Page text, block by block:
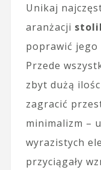
Unikaj
aranżacji
poprawić
Przede
zbyt dużą
zagracić
minimalizm –
wyrazistych
przyciągały